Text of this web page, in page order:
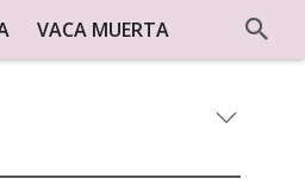
VACA MUERTA